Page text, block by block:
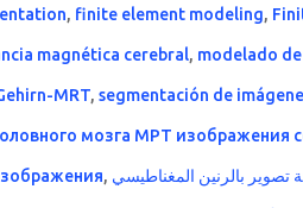
, finite element modeling,
magnética cerebral, modelado
MRT,segmentación de
мозга МРТ изображения
, تصوير بالرنين المغناطيسي